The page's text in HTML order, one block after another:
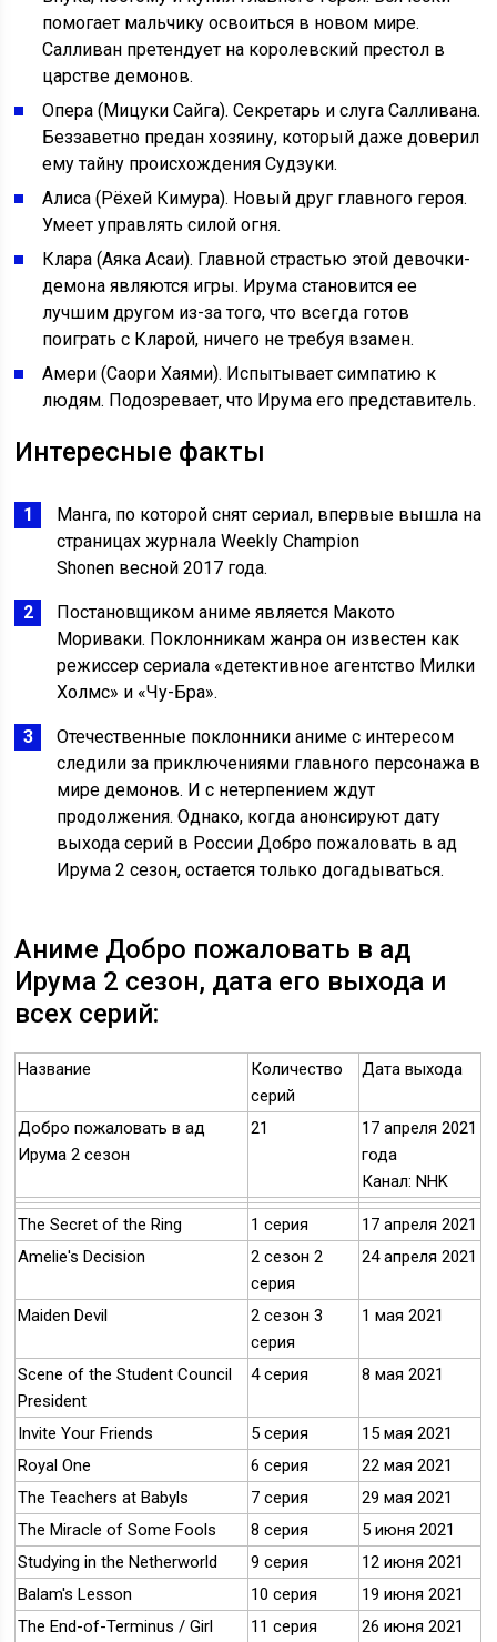
помогает мальчику освоиться в новом мире.
Салливан претендует на королевский престол в
царстве демонов.
Опера (Мицуки Сайга). Секретарь и слуга Салливана.
Беззаветно предан хозяину, который даже доверил
ему тайну происхождения Судзуки.
Алиса (Рёхей Кимура). Новый друг главного героя.
Умеет управлять силой огня.
Клара (Аяка Асаи). Главной страстью этой девочки-
демона являются игры. Ирума становится ее
лучшим другом из-за того, что всегда готов
поиграть с Кларой, ничего не требуя взамен.
Амери (Саори Хаями). Испытывает симпатию к
людям. Подозревает, что Ирума его представитель.
Интересные факты
Манга, по которой снят сериал, впервые вышла на
страницах журнала Weekly Champion
Shonen весной 2017 года.
Постановщиком аниме является Макото
Мориваки. Поклонникам жанра он известен как
режиссер сериала «детективное агентство Милки
Холмс» и «Чу-Бра».
Отечественные поклонники аниме с интересом
следили за приключениями главного персонажа в
мире демонов. И с нетерпением ждут
продолжения. Однако, когда анонсируют дату
выхода серий в России Добро пожаловать в ад
Ирума 2 сезон, остается только догадываться.
Аниме Добро пожаловать в ад
Ирума 2 сезон, дата его выхода и
всех серий:
Название
Количество
серий
Дата выхода
Добро пожаловать в ад
Ирума 2 сезон
21
17 апреля 2021
года
Канал: NHK
The Secret of the Ring 1 серия
17 апреля 2021
Amelie's Decision
2 сезон 2
серия
24 апреля 2021
Maiden Devil
2 сезон 3
серия
1 мая 2021
Scene of the Student Council
President
4 серия 8 мая 2021
Invite Your Friends 5 серия
15 мая 2021
Royal One
6 серия
22 мая 2021
The Teachers at Babyls
7 серия
29 мая 2021
The Miracle of Some Fools
8 серия
5 июня 2021
Studying in the Netherworld
9 серия
12 июня 2021
Balam's Lesson
10 серия
19 июня 2021
The End-of-Terminus / Girl
11 серия 26 июня 2021